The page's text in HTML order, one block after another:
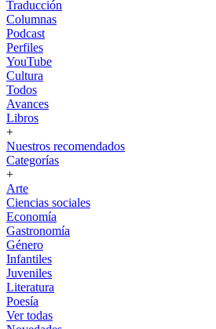
Traducción
Columnas
Podcast
Perfiles
YouTube
Cultura
Todos
Avances
Libros
+
Nuestros recomendados
Categorías
+
Arte
Ciencias sociales
Economía
Gastronomía
Género
Infantiles
Juveniles
Literatura
Poesía
Ver todas